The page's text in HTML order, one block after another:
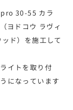
pro 30-55 カラ
ヨドコウ ラヴィ
ド）を施工して
イトを取り付
になっています